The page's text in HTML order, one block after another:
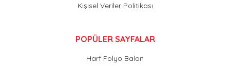
Kişisel Veriler Politikası
POPÜLER SAYFALAR
Harf Folyo Balon